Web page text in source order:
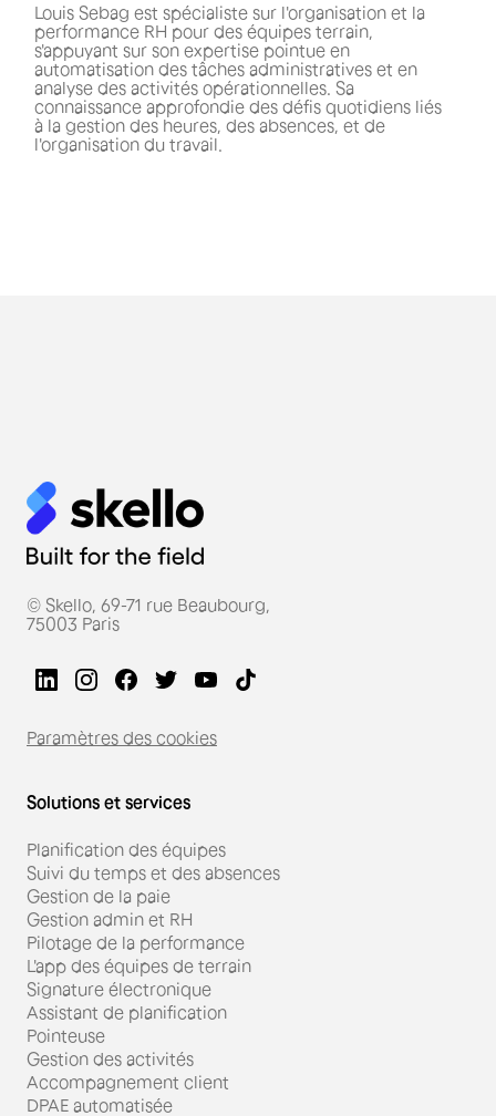
Louis Sebag est spécialiste sur l'organisation et la
performance RH pour des équipes terrain,
s'appuyant sur son expertise pointue en
automatisation des tâches administratives et en
analyse des activités opérationnelles. Sa
connaissance approfondie des défis quotidiens liés
à la gestion des heures, des absences, et de
l'organisation du travail.
© Skello, 69-71 rue Beaubourg,
75003 Paris
Paramètres des cookies
Solutions et services
Planification des équipes
Suivi du temps et des absences
Gestion de la paie
Gestion admin et RH
Pilotage de la performance
L'app des équipes de terrain
Signature électronique
Assistant de planification
Pointeuse
Gestion des activités
Accompagnement client
DPAE automatisée